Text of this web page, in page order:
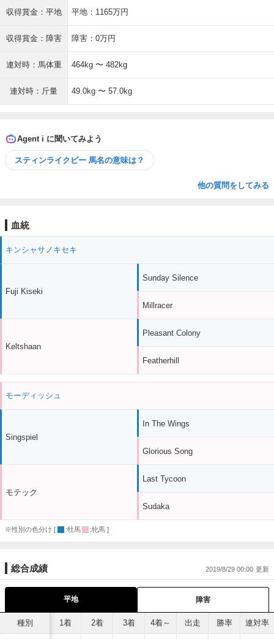
収得賞金：平地 平地：1165万円
収得賞金：障害 障害：0万円
連対時：馬体重 464kg 〜 482kg
連対時：斤量 49.0kg 〜 57.0kg
Agent i に聞いてみよう
スティンライクビー 馬名の意味は？
他の質問をしてみる
血統
キンシャサノキセキ
Fuji Kiseki
Keltshaan
Sunday Silence
Millracer
Pleasant Colony
Featherhill
モーディッシュ
Singspiel
モテック
In The Wings
Glorious Song
Last Tycoon
Sudaka
※性別の色分け [ :牡馬 :牝馬 ]
総合成績 2019/8/29 00:00
平地 障害
種別 1着 2着 3着 4着～ 出走 勝率 連対率